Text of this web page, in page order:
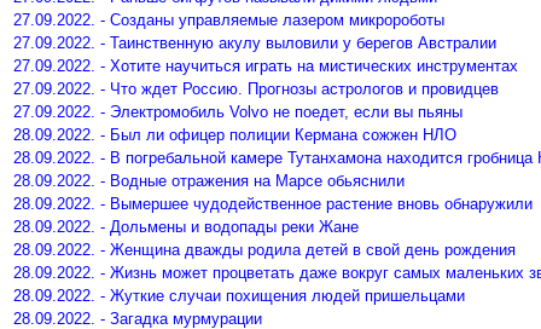
27.09.2022. - Созданы управляемые лазером микророботы
27.09.2022. - Таинственную акулу выловили у берегов Австралии
27.09.2022. - Хотите научиться играть на мистических инструментах
27.09.2022. - Что ждет Россию. Прогнозы астрологов и провидцев
27.09.2022. - Электромобиль Volvo не поедет, если вы пьяны
28.09.2022. - Был ли офицер полиции Кермана сожжен НЛО
28.09.2022. - В погребальной камере Тутанхамона находится гробница
28.09.2022. - Водные отражения на Марсе обьяснили
28.09.2022. - Вымершее чудодейственное растение вновь обнаружили
28.09.2022. - Дольмены и водопады реки Жане
28.09.2022. - Женщина дважды родила детей в свой день рождения
28.09.2022. - Жизнь может процветать даже вокруг самых маленьких
28.09.2022. - Жуткие случаи похищения людей пришельцами
28.09.2022. - Загадка мурмурации